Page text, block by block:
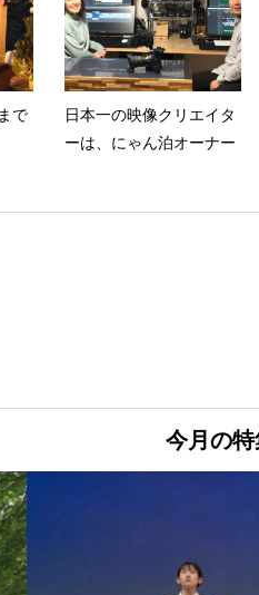
で
日本一の映像クリエイタ
ーは、にゃん泊オーナー
今月の